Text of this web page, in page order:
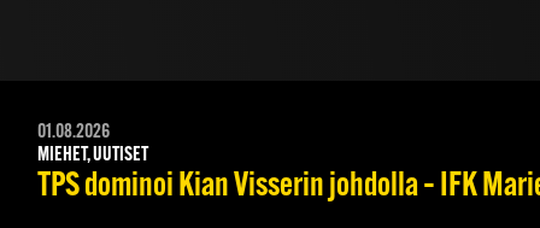
01.08.2026
MIEHET, UUTISET
TPS dominoi Kian Visserin johdolla – IFK